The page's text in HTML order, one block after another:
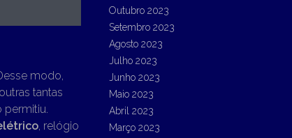
modo,
tantas
permitiu.
, relógio
Outubro 2023
Setembro 2023
Agosto 2023
Julho 2023
Junho 2023
Maio 2023
Abril 2023
Março 2023